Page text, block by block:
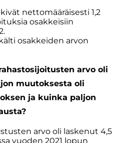
nettomääräisesti 1,2
osakkeisiin
osakkeiden arvon
arvo oli
muutoksesta oli
ja kuinka paljon
arvo oli laskenut 4,5
vuoden 2021 lopun